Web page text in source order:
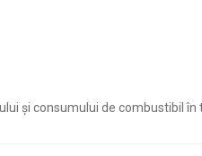
și consumului de combustibil în